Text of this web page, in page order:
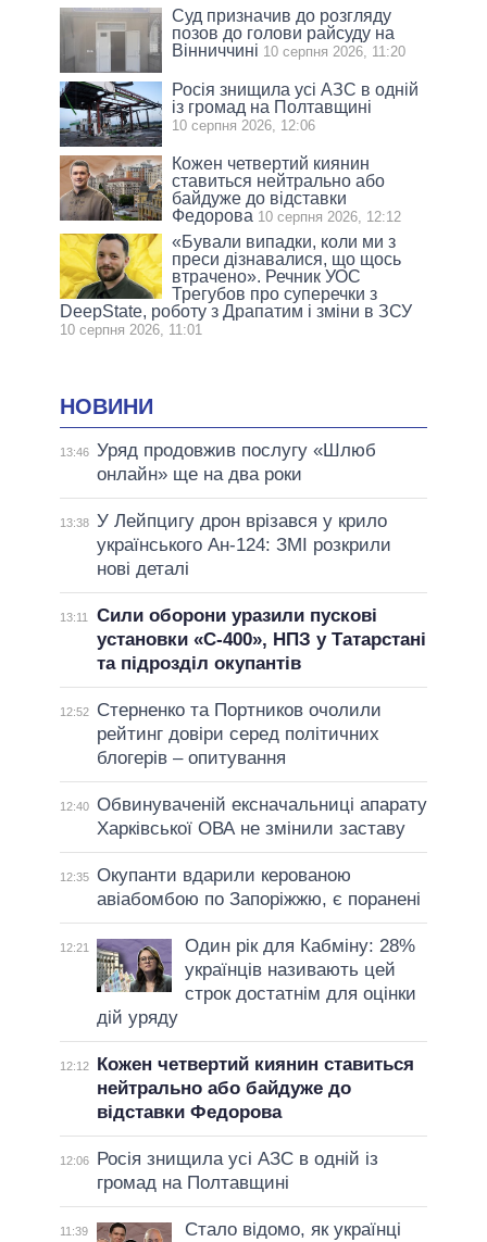
Суд призначив до розгляду
позов до голови райсуду на
Вінниччині 10 серпня 2026, 11:20
Росія знищила усі АЗС в одній
із громад на Полтавщині
10 серпня 2026, 12:06
Кожен четвертий киянин
ставиться нейтрально або
байдуже до відставки
Федорова 10 серпня 2026, 12:12
«Бували випадки, коли ми з
преси дізнавалися, що щось
втрачено». Речник УОС
Трегубов про cуперечки з
DeepState, роботу з Драпатим і зміни в ЗСУ
10 серпня 2026, 11:01
НОВИНИ
13:46 Уряд продовжив послугу «Шлюб
онлайн» ще на два роки
13:38 У Лейпцигу дрон врізався у крило
українського Ан-124: ЗМІ розкрили
нові деталі
13:11
Сили оборони уразили пускові
установки «С-400», НПЗ у Татарстані
та підрозділ окупантів
12:52
Стерненко та Портников очолили
рейтинг довіри серед політичних
блогерів – опитування
12:40 Обвинуваченій ексначальниці апарату
Харківської ОВА не змінили заставу
12:35 Окупанти вдарили керованою
авіабомбою по Запоріжжю, є поранені
12:21
Один рік для Кабміну: 28%
українців називають цей
строк достатнім для оцінки
дій уряду
12:12
Кожен четвертий киянин ставиться
нейтрально або байдуже до
відставки Федорова
12:06
Росія знищила усі АЗС в одній із
громад на Полтавщині
11:39
Стало відомо, як українці